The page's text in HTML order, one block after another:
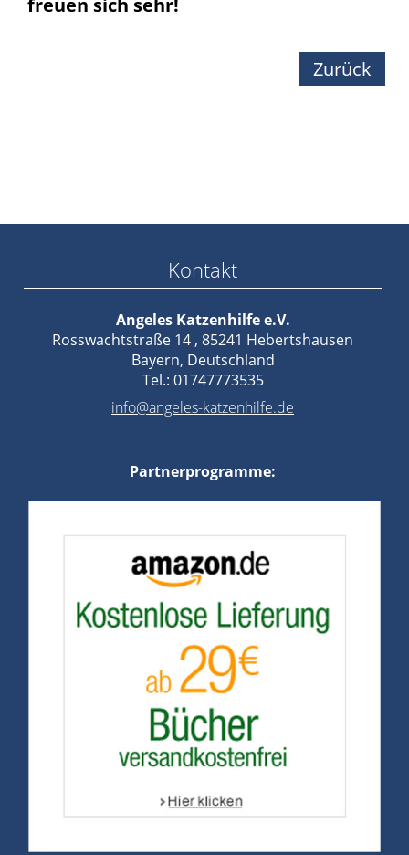
Zurück
Kontakt
Angeles Katzenhilfe e.V.
Rosswachtstraße 14 , 85241 Hebertshausen
Bayern, Deutschland
Tel.: 01747773535
info@angeles-katzenhilfe.de
Partnerprogramme: